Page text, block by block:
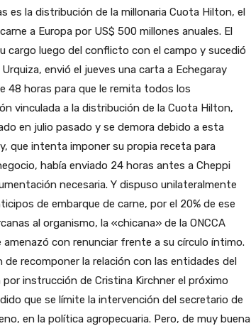
es la distribución de la millonaria Cuota Hilton, el
a Europa por US$ 500 millones anuales. El
cargo luego del conflicto con el campo y sucedió
envió el jueves una carta a Echegaray
48 horas para que le remita todos los
vinculada a la distribución de la Cuota Hilton,
en julio pasado y se demora debido a esta
que intenta imponer su propia receta para
había enviado 24 horas antes a Cheppi
necesaria. Y dispuso unilateralmente
de embarque de carne, por el 20% de ese
al organismo, la «chicana» de la ONCCA
con renunciar frente a su círculo íntimo.
de recomponer la relación con las entidades del
por instrucción de Cristina Kirchner el próximo
que se límite la intervención del secretario de
en la política agropecuaria. Pero, de muy buena